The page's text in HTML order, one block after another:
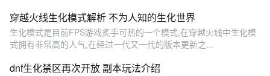
穿越火线生化模式解析 不为人知的生化世界
生化模式是目前FPS游戏炙手可热的一个模式,在穿越火线中生化模
式拥有非常高的人气,在经过一代又一代的版本更新之...
dnf生化禁区再次开放 副本玩法介绍